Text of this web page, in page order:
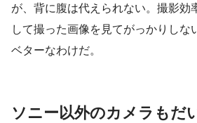
が、背に腹は代えられない。撮影効
して撮った画像を見てがっかりしな
ベターなわけだ。
ソニー以外のカメラもだ